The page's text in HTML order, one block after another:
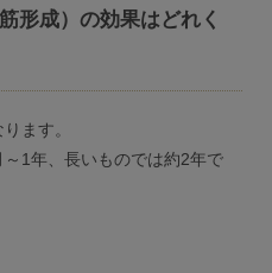
形成）の効果はどれく
ます。
1年、長いものでは約2年で